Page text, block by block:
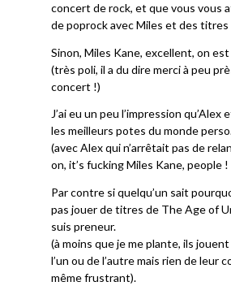
concert de rock, et que vous vous
de poprock avec Miles et des titres
Sinon, Miles Kane, excellent, on est
(très poli, il a du dire merci à peu
concert !)
J’ai eu un peu l’impression
les meilleurs potes du monde
(avec Alex qui n’arrêtait pas de
on, it’s fucking Miles Kane, people !
Par contre si quelqu’un sait
pas jouer de titres de The Age of
suis preneur.
(à moins que je me plante, ils
l’un ou de l’autre mais rien de leur
même frustrant).